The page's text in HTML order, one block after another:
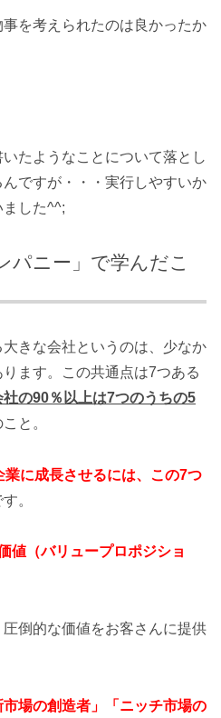
を考えられたのは良かったか
いたようなことについて落とし
ですが・・・実行しやすいか
ました^^;
パニー」で学んだこ
きな会社というのは、少なか
ます。この共通点は7つある
の90％以上は7つのうちの5
と。
業に成長させるには、この7つ
。
値（バリュープロポジショ
倒的な価値をお客さんに提供
市場の創造者」「ニッチ市場の